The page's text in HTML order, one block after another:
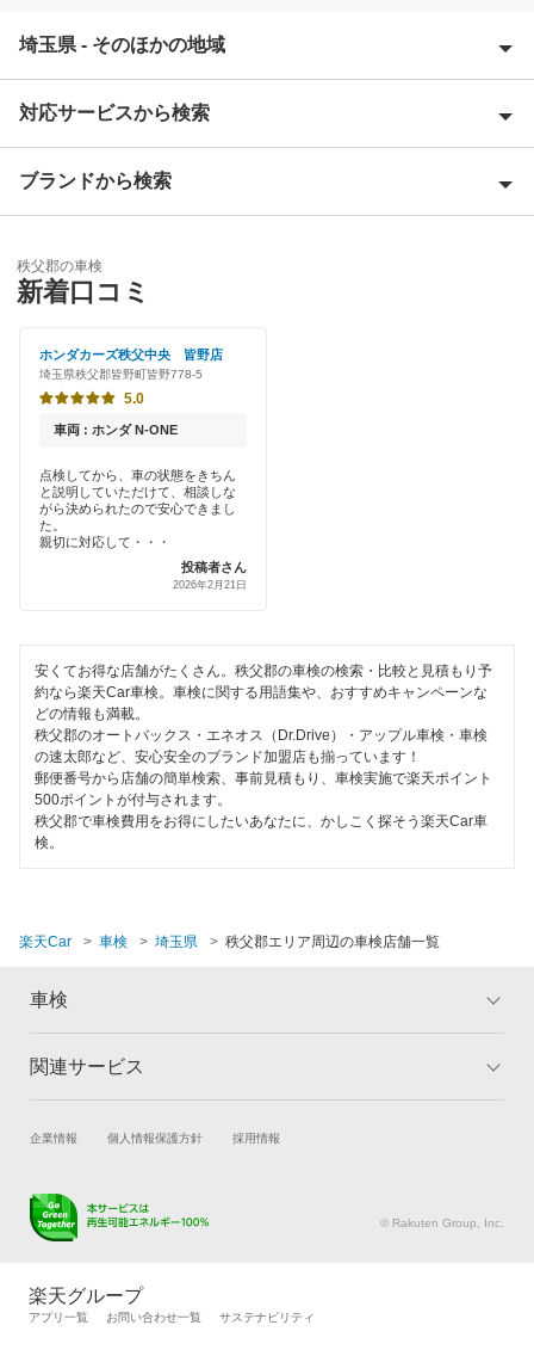
埼玉県 - そのほかの地域
上尾市
入間郡
入間市
大里郡
桶川市
春日部市
川口市
川越市
北本市
行田市
久喜市
熊谷市
越谷市
児玉郡
狭山市
志木市
白岡市
草加市
対応サービスから検索
Award 受賞店
特典あり
早割りあり
クレジットカードOK
土日祝OK
代車あり
ハイブリッド車OK
EV車OK
120分以内の車検
1日車検
コンピューター診断
ブランドから検索
「車検の速太郎」
アップル車検
オートバックス
出光リテール車検
伊藤忠エネクス
元気車検
車検のコバック
キグナス車検
出光興産「らくらく安心車検」
閉じる
秩父郡の車検
新着口コミ
ホンダカーズ秩父中央 皆野店
埼玉県秩父郡皆野町皆野778-5
5.0
車両 : ホンダ N-ONE
点検してから、車の状態をきちん
と説明していただけて、相談しな
がら決められたので安心できまし
た。
親切に対応して・・・
投稿者さん
2026年2月21日
安くてお得な店舗がたくさん。秩父郡の車検の検索・比較と見積もり予
約なら楽天Car車検。車検に関する用語集や、おすすめキャンペーンな
どの情報も満載。
秩父郡のオートバックス・エネオス（Dr.Drive）・アップル車検・車検
の速太郎など、安心安全のブランド加盟店も揃っています！
郵便番号から店舗の簡単検索、事前見積もり、車検実施で楽天ポイント
500ポイントが付与されます。
秩父郡で車検費用をお得にしたいあなたに、かしこく探そう楽天Car車
検。
楽天Car 車検 埼玉県 秩父郡エリア周辺の車検店舗一覧
車検
トップ
車検の基礎知識 キャンペーン一覧
関連サービス
試乗・商談 新車購入
キズ修理予約
メンテナンス管理
タイヤ交換サービス
自動車カタログ 自動車保険
企業情報 個人情報保護方針 採用情報
© Rakuten Group, Inc.
楽天グループ
アプリ一覧 お問い合わせ一覧 サステナビリティ